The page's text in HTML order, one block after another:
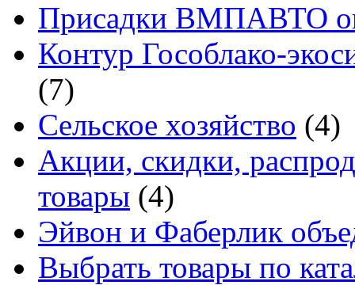
Присадки ВМПАВТО
Контур Гособлако-
(7)
Сельское хозяйство (4)
Акции, скидки,
товары (4)
Эйвон и Фаберлик
Выбрать товары по